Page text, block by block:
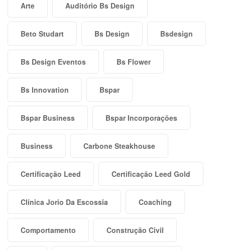
Arte Auditório Bs Design
Beto Studart Bs Design Bsdesign
Bs Design Eventos Bs Flower
Bs Innovation Bspar
Bspar Business Bspar Incorporações
Business Carbone Steakhouse
Certificação Leed Certificação Leed Gold
Clínica Jorio Da Escossia Coaching
Comportamento Construção Civil